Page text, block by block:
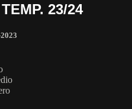
23/24